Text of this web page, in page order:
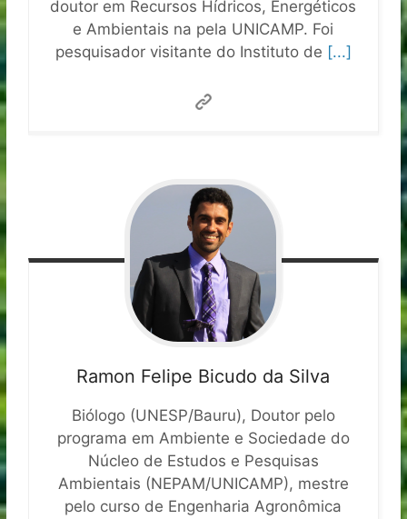
doutor em Recursos Hídricos, Energéticos
e Ambientais na pela UNICAMP. Foi
pesquisador visitante do Instituto de [...]
Ramon Felipe Bicudo da Silva
Biólogo (UNESP/Bauru), Doutor pelo
programa em Ambiente e Sociedade do
Núcleo de Estudos e Pesquisas
Ambientais (NEPAM/UNICAMP), mestre
pelo curso de Engenharia Agronômica